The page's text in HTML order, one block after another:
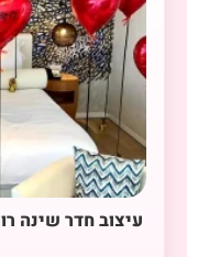
עיצוב חדר שינה